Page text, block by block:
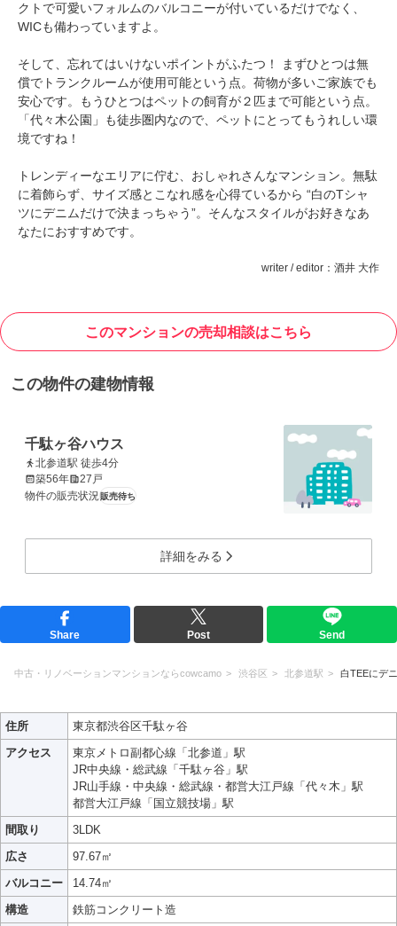
クトで可愛いフォルムのバルコニーが付いているだけでなく、
WICも備わっていますよ。
そして、忘れてはいけないポイントがふたつ！ まずひとつは無
償でトランクルームが使用可能という点。荷物が多いご家族でも
安心です。もうひとつはペットの飼育が２匹まで可能という点。
「代々木公園」も徒歩圏内なので、ペットにとってもうれしい環
境ですね！
トレンディーなエリアに佇む、おしゃれさんなマンション。無駄
に着飾らず、サイズ感とこなれ感を心得ているから “白のTシャ
ツにデニムだけで決まっちゃう”。そんなスタイルがお好きなあ
なたにおすすめです。
writer / editor：酒井 大作
このマンションの売却相談はこちら
この物件の建物情報
千駄ヶ谷ハウス
北参道駅 徒歩4分
築56年
27戸
物件の販売状況販売待ち
詳細をみる
Share Post Send
中古・リノベーションマンションならcowcamo 渋谷区 北参道駅 白TEEにデ
住所
東京都渋谷区千駄ヶ谷
アクセス
東京メトロ副都心線「北参道」駅
JR中央線・総武線「千駄ヶ谷」駅
JR山手線・中央線・総武線・都営大江戸線「代々木」駅
都営大江戸線「国立競技場」駅
間取り
3LDK
広さ
97.67㎡
バルコニー
14.74㎡
構造
鉄筋コンクリート造